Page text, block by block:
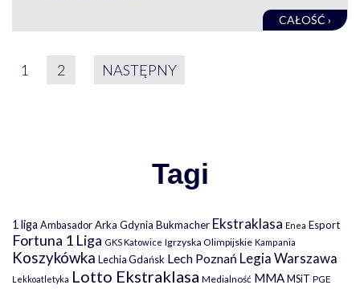
CAŁOŚĆ ›
STRONICOWANIE
1 2 NASTĘPNY
Tagi
1 liga Ambasador Arka Gdynia Bukmacher Ekstraklasa Enea Esport
Fortuna 1 Liga GKS Katowice Igrzyska Olimpijskie Kampania
Koszykówka Lechia Gdańsk Lech Poznań Legia Warszawa
Lekkoatletyka Lotto Ekstraklasa Medialność MMAMSiT PGE